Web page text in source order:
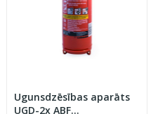
Ugunsdzēsības aparāts
UGD-2x ABF